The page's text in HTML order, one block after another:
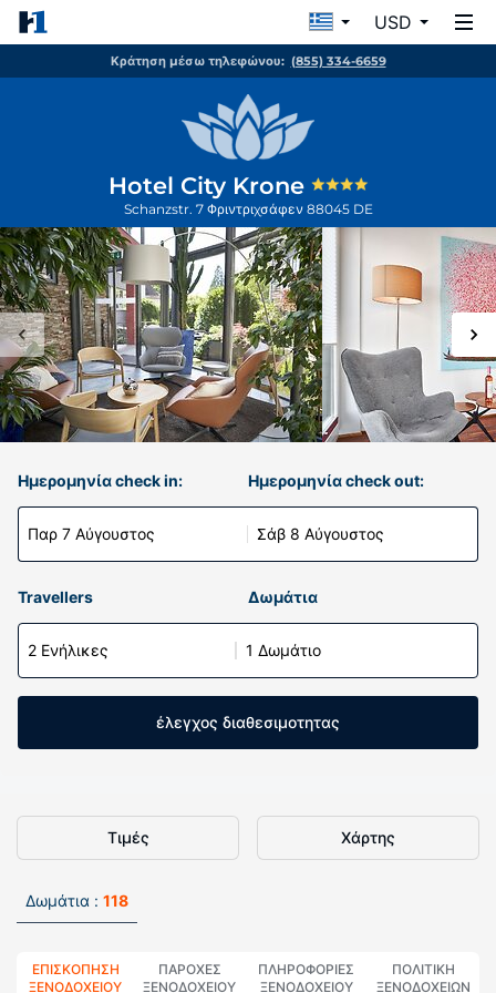
USD
Κράτηση μέσω τηλεφώνου: (855) 334-6659
Hotel City Krone
Schanzstr. 7 Φριντριχσάφεν 88045 DE
Ημερομηνία check in:
Παρ 7 Αύγουστος
Ημερομηνία check out:
Σάβ 8 Αύγουστος
Travellers Δωμάτια
2 Ενήλικες 1 Δωμάτιο
έλεγχος διαθεσιμοτητας
Τιμές Χάρτης
Δωμάτια : 118
ΕΠΙΣΚΌΠΗΣΗ
ΞΕΝΟΔΟΧΕΊΟΥ
ΠΑΡΟΧΕΣ
ΞΕΝΟΔΟΧΕΙΟΥ
ΠΛΗΡΟΦΟΡΊΕΣ
ΞΕΝΟΔΟΧΕΊΟΥ
ΠΟΛΙΤΙΚΗ
ΞΕΝΟΔΟΧΕΊΩΝ